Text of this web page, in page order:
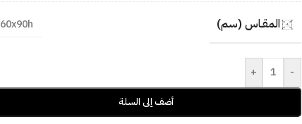
المقـاس (سم) 60x90h
-
+
أضف إلى السلة